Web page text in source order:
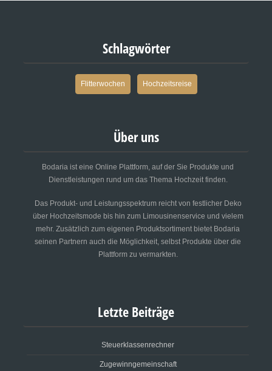
Schlagwörter
Flitterwochen Hochzeitsreise
Über uns
Bodaria ist eine Online Plattform, auf der Sie Produkte und
Dienstleistungen rund um das Thema Hochzeit finden.
Das Produkt- und Leistungsspektrum reicht von festlicher Deko
über Hochzeitsmode bis hin zum Limousinenservice und vielem
mehr. Zusätzlich zum eigenen Produktsortiment bietet Bodaria
seinen Partnern auch die Möglichkeit, selbst Produkte über die
Plattform zu vermarkten.
Letzte Beiträge
Steuerklassenrechner
Zugewinngemeinschaft